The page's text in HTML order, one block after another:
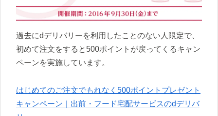
過去にdデリバリーを利用したことのない人限定で、
初めて注文をすると500ポイントが戻ってくるキャン
ペーンを実施しています。
はじめてのご注文でもれなく500ポイントプレゼント
キャンペーン｜出前・フード宅配サービスのdデリバ